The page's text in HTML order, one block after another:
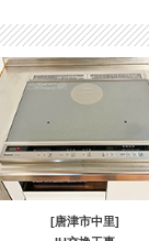
[唐津市中里]